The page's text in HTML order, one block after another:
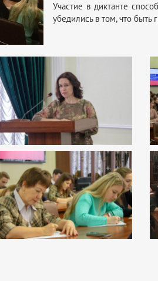
Участие в диктанте
убедились в том, что